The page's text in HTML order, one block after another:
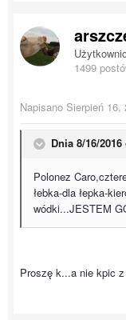
1499
Napisano Sierpień 16,
Dnia 8/16/
Polonez
łebka-dla łepka-
wódki...JESTEM
Proszę k...a nie kpic